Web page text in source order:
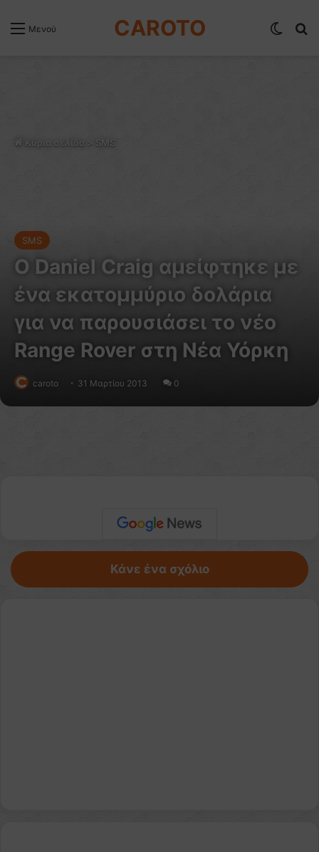
Μενού CAROTO
Κύρια σελίδα > SMS
SMS
O Daniel Craig αμείφτηκε με
ένα εκατομμύριο δολάρια
για να παρουσιάσει το νέο
Range Rover στη Νέα Υόρκη
caroto 31 Μαρτίου 2013 0
Κάνε ένα σχόλιο